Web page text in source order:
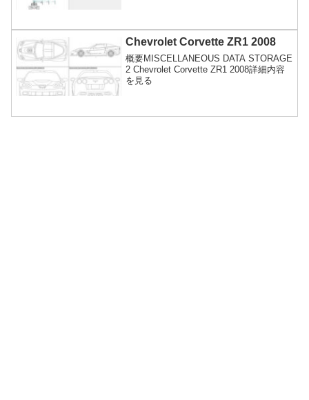
Chevrolet Corvette ZR1 2008
概要MISCELLANEOUS DATA STORAGE
2 Chevrolet Corvette ZR1 2008詳細内容
を見る